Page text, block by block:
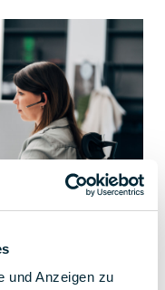
und Anzeigen zu